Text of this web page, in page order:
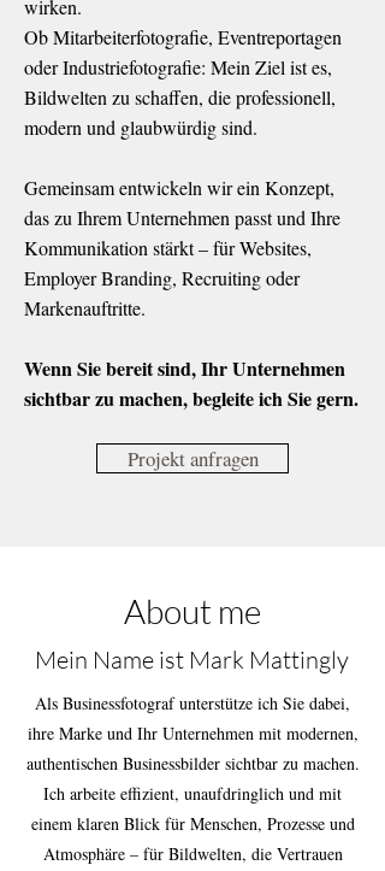
wirken.
ObMitarbeiterfotografie, Eventreportagen
oderIndustriefotografie: Mein Ziel ist es,
Bildwelten zu schaffen, die professionell,
modern und glaubwürdig sind.
Gemeinsam entwickeln wir ein Konzept,
das zu Ihrem Unternehmen passt und Ihre
Kommunikation stärkt – für Websites,
Employer Branding, Recruiting oder
Markenauftritte.
Wenn Sie bereit sind, Ihr Unternehmen
sichtbar zu machen, begleite ich Sie gern.
Projekt anfragen
About me
Mein Name ist Mark Mattingly
Als Businessfotograf unterstütze ich Sie dabei,
ihre Marke und Ihr Unternehmen mit modernen,
authentischen Businessbilder sichtbar zu machen.
Ich arbeite effizient, unaufdringlich und mit
einem klaren Blick für Menschen, Prozesse und
Atmosphäre – für Bildwelten, die Vertrauen